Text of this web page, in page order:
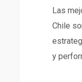
Las
Chile
y